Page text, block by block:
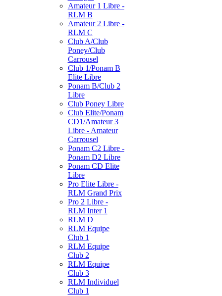
Amateur 1 Libre -
RLM B
Amateur 2 Libre -
RLM C
Club A/Club
Poney/Club
Carrousel
Club 1/Ponam B
Elite Libre
Ponam B/Club 2
Libre
Club Poney Libre
Club Elite/Ponam
CD1/Amateur 3
Libre - Amateur
Carrousel
Ponam C2 Libre -
Ponam D2 Libre
Ponam CD Elite
Libre
Pro Elite Libre -
RLM Grand Prix
Pro 2 Libre -
RLM Inter 1
RLM D
RLM Equipe
Club 1
RLM Equipe
Club 2
RLM Equipe
Club 3
RLM Individuel
Club 1